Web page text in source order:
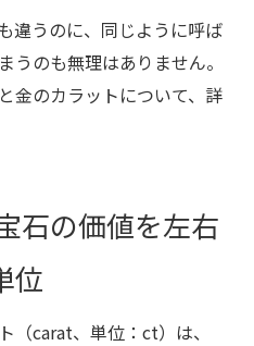
違うのに、同じように呼ば
うのも無理はありません。
金のカラットについて、詳
石の価値を左右
位
（carat、単位：ct）は、